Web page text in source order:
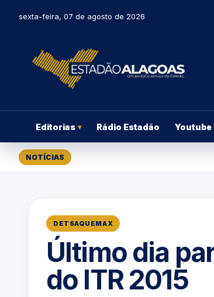
sexta-feira, 07 de agosto de 2026
Editorias ▾ Rádio Estadão Youtube
NOTÍCIAS
DETSAQUEMAX
Último dia
do ITR 2015